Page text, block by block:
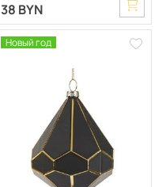
38 BYN
Новый год